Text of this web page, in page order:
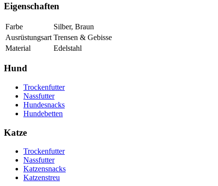
Eigenschaften
Farbe
Silber, Braun
Ausrüstungsart Trensen & Gebisse
Material
Edelstahl
Hund
Trockenfutter
Nassfutter
Hundesnacks
Hundebetten
Katze
Trockenfutter
Nassfutter
Katzensnacks
Katzenstreu